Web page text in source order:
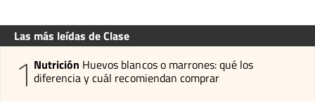
Las más leídas de Clase
1 Nutrición Huevos blancos o marrones: qué los
diferencia y cuál recomiendan comprar